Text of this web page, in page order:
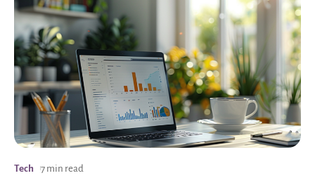
Tech 7 min read